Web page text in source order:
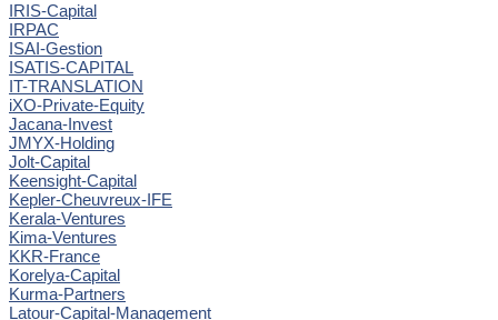
IRIS-Capital
IRPAC
ISAI-Gestion
ISATIS-CAPITAL
IT-TRANSLATION
iXO-Private-Equity
Jacana-Invest
JMYX-Holding
Jolt-Capital
Keensight-Capital
Kepler-Cheuvreux-IFE
Kerala-Ventures
Kima-Ventures
KKR-France
Korelya-Capital
Kurma-Partners
Latour-Capital-Management